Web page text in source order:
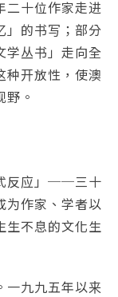
二十位作家走进
」的书写；部分
学丛书」走向全
种开放性，使澳
。
反应」──三十
为作家、学者以
生不息的文化生
一九九五年以来